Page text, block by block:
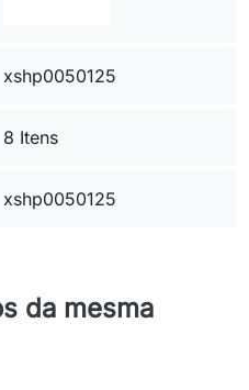
xshp0050125
8 Itens
xshp0050125
da mesma